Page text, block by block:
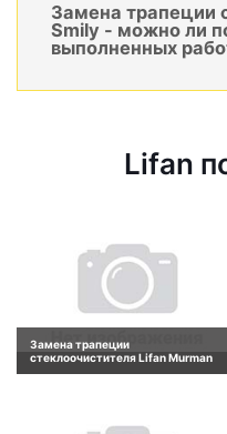
Замена трапеции
Smily - можно ли
выполненных
Lifan
Замена трапеции
стеклоочистителя Lifan Murman